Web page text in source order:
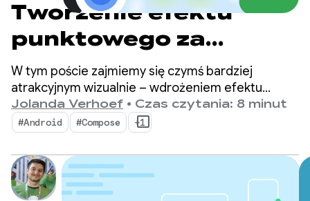
Tworzenie efektu
punktowego za
pomocą CameraX
i Jetpack Compose
W tym poście zajmiemy się czymś bardziej
atrakcyjnym wizualnie – wdrożeniem efektu
reflektora na podglądzie z kamery
z wykorzystaniem wykrywania twarzy jako
podstawy efektu.
Jolanda Verhoef • Czas czytania: 8 minut
#Android #Compose +1